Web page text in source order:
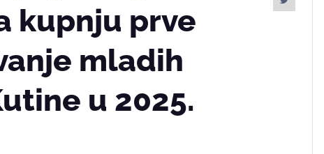
kupnju prve
mladih
u 2025.